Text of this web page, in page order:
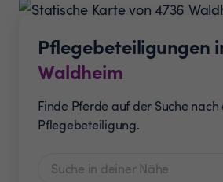
Pflegebeteiligungen
Waldheim
Finde Pferde auf der Suche nach
Pflegebeteiligung.